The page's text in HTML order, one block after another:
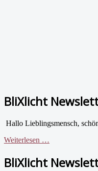
BliXlicht
Hallo Lieblingsmensch,
Weiterlesen …
BliXlicht